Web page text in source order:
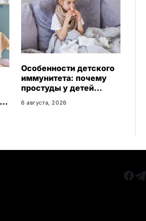
Особенности детского
иммунитета: почему
простуды у детей
правильно им помогать
6 августа, 2026